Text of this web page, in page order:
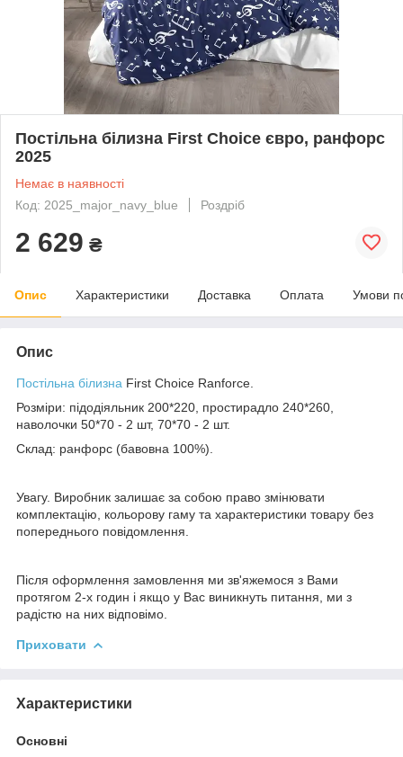
Постільна білизна First Choice євро, ранфорс
2025
Немає в наявності
Код: 2025_major_navy_blue
Роздріб
2 629 ₴
Опис Характеристики Доставка Оплата Умови
Опис
Постільна білизна First Choice Ranforce.
Розміри: підодіяльник 200*220, простирадло 240*260,
наволочки 50*70 - 2 шт, 70*70 - 2 шт.
Склад: ранфорс (бавовна 100%).
Увагу. Виробник залишає за собою право змінювати
комплектацію, кольорову гаму та характеристики товару без
попереднього повідомлення.
Після оформлення замовлення ми зв'яжемося з Вами
протягом 2-х годин і якщо у Вас виникнуть питання, ми з
радістю на них відповімо.
Приховати
Характеристики
Основні